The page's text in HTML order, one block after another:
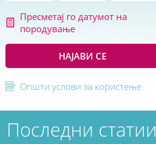
Пресметај го датумот на
породување
НАЈАВИ СЕ
Општи услови за користење
Последни статии